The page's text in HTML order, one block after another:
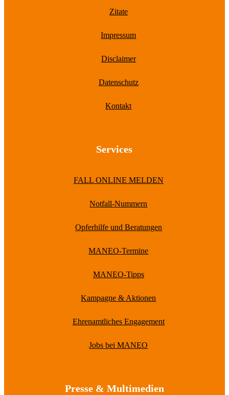
Zitate
Impressum
Disclaimer
Datenschutz
Kontakt
Services
FALL ONLINE MELDEN
Notfall-Nummern
Opferhilfe und Beratungen
MANEO-Termine
MANEO-Tipps
Kampagne & Aktionen
Ehrenamtliches Engagement
Jobs bei MANEO
Presse & Multimedien